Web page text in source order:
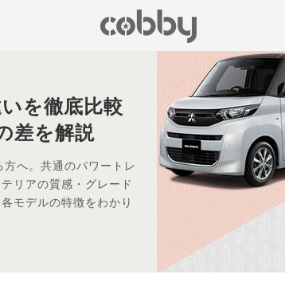
を徹底比較
差を解説
へ。共通のパワートレ
リアの質感・グレード
モデルの特徴をわかり